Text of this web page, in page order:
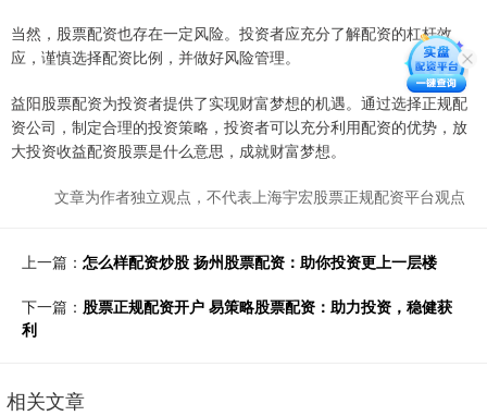
当然，股票配资也存在一定风险。投资者应充分了解配资的杠杆效
应，谨慎选择配资比例，并做好风险管理。
益阳股票配资为投资者提供了实现财富梦想的机遇。通过选择正规配
资公司，制定合理的投资策略，投资者可以充分利用配资的优势，放
大投资收益配资股票是什么意思，成就财富梦想。
文章为作者独立观点，不代表上海宇宏股票正规配资平台观点
上一篇： 怎么样配资炒股 扬州股票配资：助你投资更上一层楼
下一篇： 股票正规配资开户 易策略股票配资：助力投资，稳健获
利
相关文章